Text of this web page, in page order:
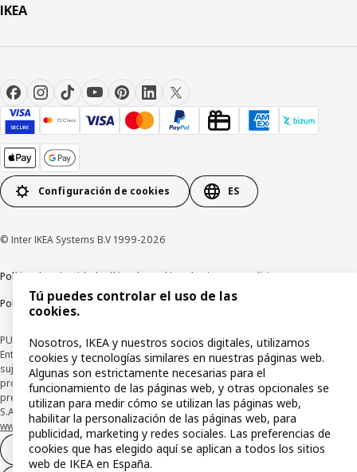
IKEA
Configuración de cookies ES
© Inter IKEA Systems B.V 1999-2026
Política de privacidad Política de cookies
Términos y condiciones
Política de divulgación responsable
PUBLICIDAD: *Financiación a través de la tarjeta IKEA VISA emitida por la
Entidad de Pago híbrida CaixaBank Payments & Consumer, E.F.C., E.P., S.A.U., y
sujeta a su organización. La entidad ha escogido como sistema de
protección de los fondos recibidos de usuarios de servicios de pago que
presta su depósito en una cuenta bancaria separada abierta en CaixaBank,
S.A. Conoce más acerca de las formas de pago de tu tarjeta aquí:
www.caixabankpc.com/es/productos . ​
Desistimiento del contrato
Tú puedes controlar el uso de las
cookies.
Nosotros, IKEA y nuestros socios digitales, utilizamos
cookies y tecnologías similares en nuestras páginas web.
Algunas son estrictamente necesarias para el
funcionamiento de las páginas web, y otras opcionales se
utilizan para medir cómo se utilizan las páginas web,
habilitar la personalización de las páginas web, para
publicidad, marketing y redes sociales. Las preferencias de
cookies que has elegido aquí se aplican a todos los sitios
web de IKEA en España.